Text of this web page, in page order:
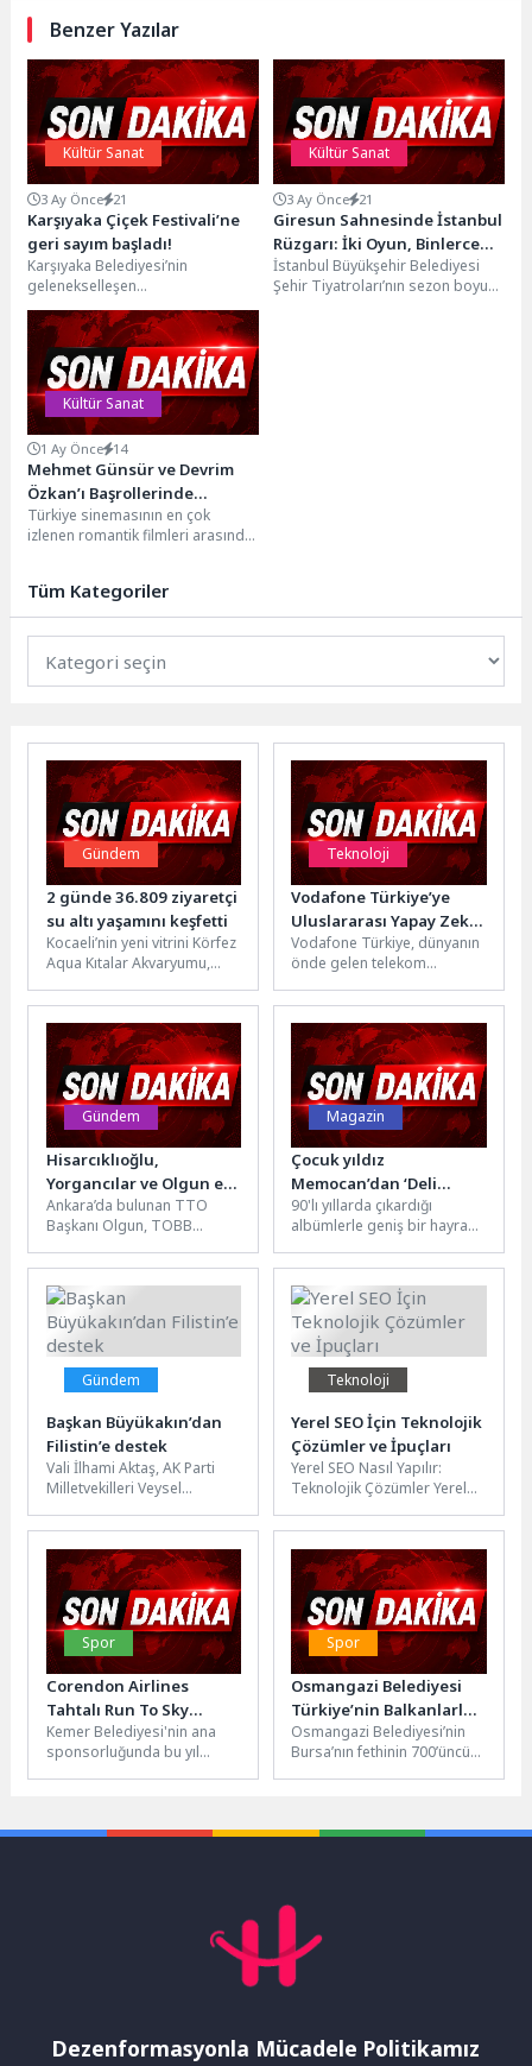
Benzer Yazılar
Kültür Sanat
3 Ay Önce 21
Karşıyaka Çiçek Festivali’ne
geri sayım başladı!
Karşıyaka Belediyesi’nin
gelenekselleşen
organizasyonlarından ‘Çiçek
Festivali’, bu yıl 15-17 Mayıs
tarihleri arasında kapılarını açıyor.
Bostanlı...
Kültür Sanat
3 Ay Önce 21
Giresun Sahnesinde İstanbul
Rüzgarı: İki Oyun, Binlerce
Alkış
İstanbul Büyükşehir Belediyesi
Şehir Tiyatroları’nın sezon boyu
Kültür Sanat
1 Ay Önce 14
Mehmet Günsür ve Devrim
Özkan’ı Başrollerinde
Buluşturan ‘Aşk Tesadüfleri
Sever 3’ün Oyuncuları
Geldi
Türkiye sinemasının en çok
izlenen romantik filmleri arasında
sinemalara...
Tüm Kategoriler
Gündem
2 günde 36.809 ziyaretçi
su altı yaşamını keşfetti
Kocaeli’nin yeni vitrini Körfez
Aqua Kıtalar Akvaryumu,
bin 809 ziyaretçiyi...
Teknoloji
Vodafone Türkiye’ye
Uluslararası Yapay Zekâ
Ödülü
Vodafone Türkiye, dünyanın
önde gelen telekom
Forum tarafından
Kopenhag’da düzenlenen
“Digital Transformation...
Gündem
Hisarcıklıoğlu,
Yorgancılar ve Olgun el
ele
Ankara’da bulunan TTO
Başkanı Olgun, TOBB
EBSO Başkanı ile el ele
verdi....
Magazin
Çocuk yıldız
Memocan’dan ‘Deli
Mecnun’ sürprizi
90'lı yıllarda çıkardığı
albümlerle geniş bir hayran
en sevilen çocuk sanatçıları...
Gündem
Başkan Büyükakın’dan
Filistin’e destek
Vali İlhami Aktaş, AK Parti
Milletvekilleri Veysel
Yılmaz ve Başkan Tahir
Büyükakın,...
Teknoloji
Yerel SEO İçin Teknolojik
Çözümler ve İpuçları
Yerel SEO Nasıl Yapılır:
Teknolojik Çözümler Yerel
bölgedeki potansiyel
müşterilere ulaşmasını...
Spor
Corendon Airlines
Tahtalı Run To Sky
Yarışlarına geri sayım
Kemer Belediyesi'nin ana
sponsorluğunda bu yıl
Spor
Osmangazi Belediyesi
Türkiye’nin Balkanlarla
Bağını Yeşil Sahada
Güçlendirdi
Osmangazi Belediyesi’nin
Bursa’nın fethinin 700’üncü
Dezenformasyonla Mücadele Politikamız